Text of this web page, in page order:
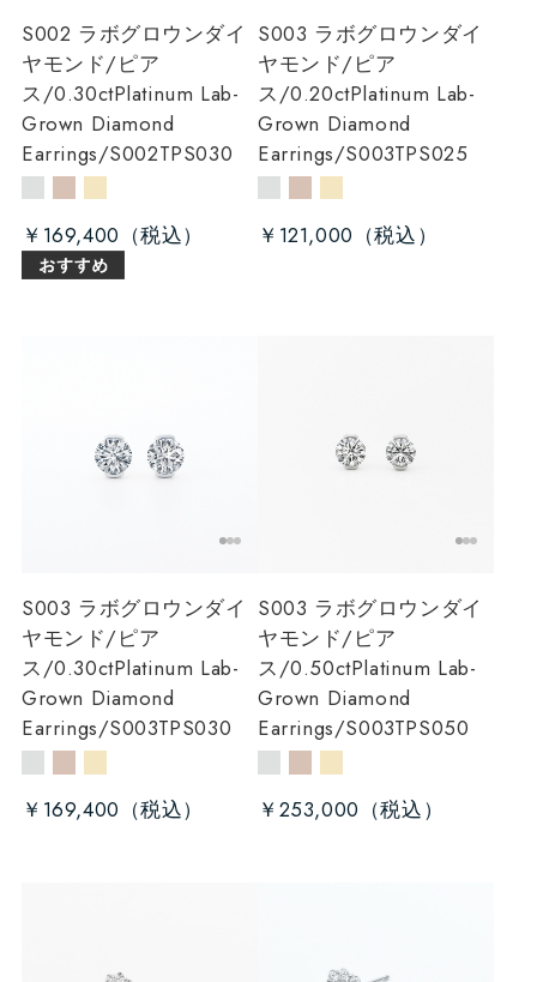
S002 ラボグロウンダイ
ヤモンド/ピア
ス/0.30ctPlatinum Lab-
Grown Diamond
Earrings/S002TPS030
￥169,400
S003 ラボグロウンダイ
ヤモンド/ピア
ス/0.20ctPlatinum Lab-
Grown Diamond
Earrings/S003TPS025
￥121,000
S003 ラボグロウンダイ
ヤモンド/ピア
ス/0.30ctPlatinum Lab-
Grown Diamond
Earrings/S003TPS030
￥169,400
S003 ラボグロウンダイ
ヤモンド/ピア
ス/0.50ctPlatinum Lab-
Grown Diamond
Earrings/S003TPS050
￥253,000